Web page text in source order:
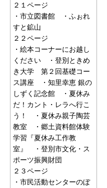
２１ページ
・市立図書館 ・ふぉれ
すと鉱山
２２ページ
・絵本コーナーにお越し
ください ・登別ときめ
き大学 第２回基礎コー
ス講座 ・知里幸恵 銀の
しずく記念館 ・夏休み
だ！カント・レラへ行こ
う！ ・夏休み親子陶芸
教室 ・郷土資料館体験
学習『夏休み工作教
室』 ・登別市文化・ス
ポーツ振興財団
２３ページ
・市民活動センターのぼ